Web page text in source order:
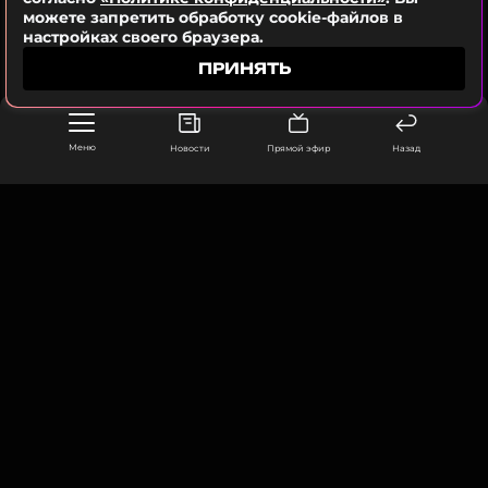
Меню Новости Прямой эфир Назад
#BTSDynamite.
«Dynamite» — это трек в жанре диско‑поп,
мелодичный, яркий, с ретро‑вибрами. Он стал
символом света и радости в сложный период.
можете запретить обработку cookie-файлов в
настройках своего браузера.
ПРИНЯТЬ